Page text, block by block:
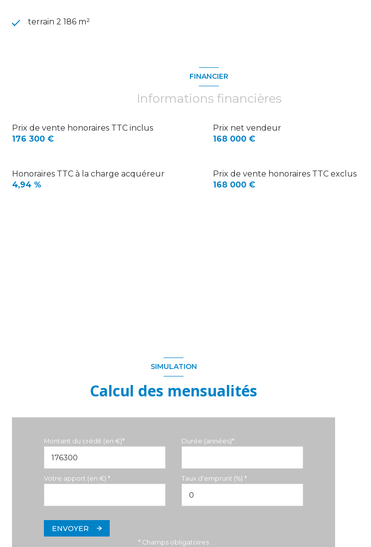
terrain 2 186 m²
FINANCIER
Informations financières
Prix de vente honoraires TTC inclus
176 300 €
Prix net vendeur
168 000 €
Prix de vente honoraires TTC exclus
168 000 €
Honoraires TTC à la charge acquéreur
4,94 %
SIMULATION
Calcul des mensualités
Montant du crédit (en €)* Durée (années)*
Votre apport (en €) * Taux d'emprunt (%) *
ENVOYER
* Champs obligatoires